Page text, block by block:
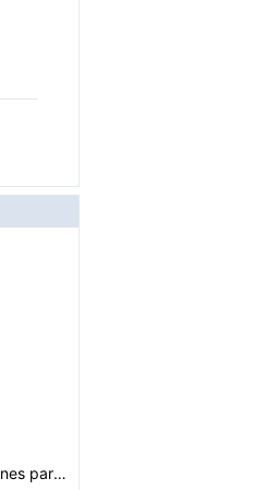
Como faço para converter músicas em ringtones para o …